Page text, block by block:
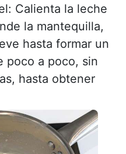
Calienta la leche
la mantequilla,
hasta formar un
poco a poco, sin
hasta obtener